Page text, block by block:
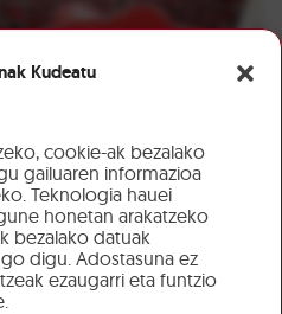
Kudeatu
cookie-ak bezalako
gailuaren informazioa
Teknologia hauei
honetan arakatzeko
bezalako datuak
digu. Adostasuna ez
ezaugarri eta funtzio